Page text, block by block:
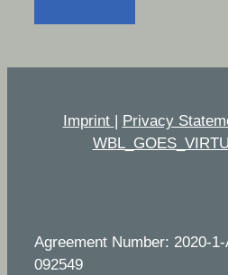
Imprint Privacy
Agreement Number: 2020-
092549